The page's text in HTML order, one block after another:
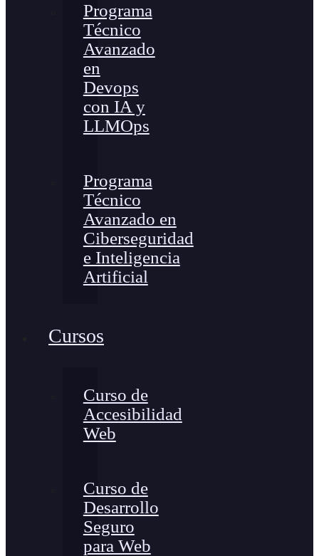
Programa
Técnico
Avanzado
en
Devops
con IA y
LLMOps
Programa
Técnico
Avanzado en
Ciberseguridad
e Inteligencia
Artificial
Cursos
Curso de
Accesibilidad
Web
Curso de
Desarrollo
Seguro
para Web